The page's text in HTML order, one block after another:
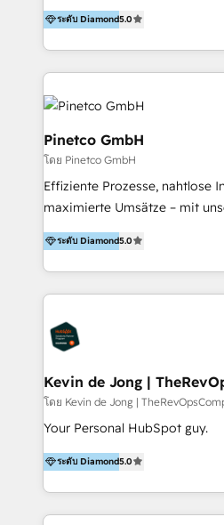
and clarity from day one. We offer specialist
onboarding, consultancy, and
and learners. Services are
worldwide or in person within
améliorer vos processus métiers. Partenaire
nous intervenons sur
(Marketing, Sales, Service,
concevoir une architecture
résultats. Nos expertises : - Déploiement structuré
de HubSpot : cadrage
avancé, intégrations avec vos
Conduite du changement et
compétences : formations
accompagnement sur mesure
nettoyage de votre base
d'expérience dans
agiles, nous transformons
croissance.
ระดับ Diamond5.0
Pinetco GmbH
โดย Pinetco GmbH
Effiziente Prozesse, nahtlose
maximierte Umsätze – mit
Expertise optimieren Sie Ihre
Vertriebssteuerung und
für eine reibungslose
Integration von HubSpot in
und Customer Success zu
Einheit. Durch unser Revenue-Operations-
Framework verbessern Sie
verkürzen Verkaufszyklen und
Ihre Kundenbindung. Unsere
First“-Auszeichnung als
Partner in EMEA honoriert –
ระดับ Diamond5.0
Kevin de Jong |
โดย Kevin de Jong |
Your Personal HubSpot guy.
ระดับ Diamond5.0